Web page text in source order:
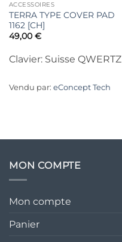
ACCESSOIRES
TERRA TYPE COVER PAD
1162 [CH]
49,00 €
Clavier: Suisse QWERTZ
Vendu par: eConcept Tech
MON COMPTE
Mon compte
Panier